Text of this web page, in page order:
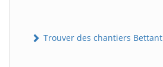
Trouver des chantiers Bettant